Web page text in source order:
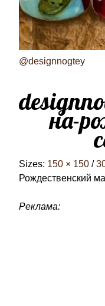
@designnogtey
на-
Sizes: 150 × 150 /
Рождественский
Реклама: